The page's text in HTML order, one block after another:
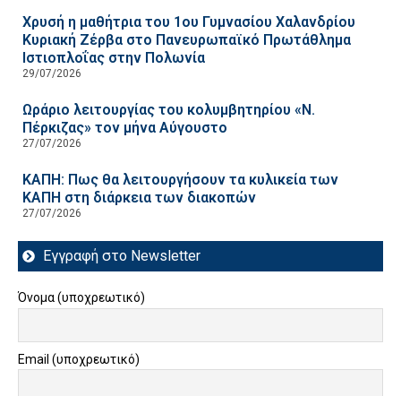
Χρυσή η μαθήτρια του 1ου Γυμνασίου Χαλανδρίου
Κυριακή Ζέρβα στο Πανευρωπαϊκό Πρωτάθλημα
Ιστιοπλοΐας στην Πολωνία
29/07/2026
Ωράριο λειτουργίας του κολυμβητηρίου «Ν.
Πέρκιζας» τον μήνα Αύγουστο
27/07/2026
ΚΑΠΗ: Πως θα λειτουργήσουν τα κυλικεία των
ΚΑΠΗ στη διάρκεια των διακοπών
27/07/2026
Εγγραφή στο Newsletter
Όνομα (υποχρεωτικό)
Email (υποχρεωτικό)